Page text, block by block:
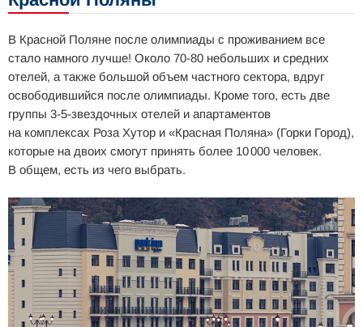
В Красной Поляне после олимпиады с проживанием все
стало намного лучше! Около 70-80 небольших и средних
отелей, а также большой объем частного сектора, вдруг
освободившийся после олимпиады. Кроме того, есть две
группы 3-5-звездочных отелей и апартаментов
на комплексах Роза Хутор и «Красная Поляна» (Горки Город),
которые на двоих смогут принять более 10 000 человек.
В общем, есть из чего выбрать.